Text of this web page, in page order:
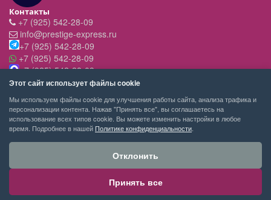
Контакты
+7 (925) 542-28-09
info@prestige-express.ru
+7 (925) 542-28-09
+7 (925) 542-28-09
+7 (925) 542-28-09
Режим работы:
- вт-пт с 11:00 до 20:00
- сб - c 11.00 до 19.00
- вск,пн - выходной
PRESTIGE-EXPRESS сервис покупок © 2026
Этот сайт использует файлы cookie
Мы используем файлы cookie для улучшения работы сайта, анализа трафика и
персонализации контента. Нажав "Принять все", вы соглашаетесь на
использование всех типов cookie. Вы можете изменить настройки в любое
время. Подробнее в нашей Политике конфиденциальности
Отклонить
Принять все